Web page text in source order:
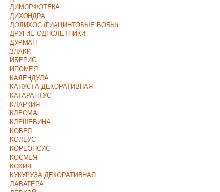
ДИМОРФОТЕКА
ДИХОНДРА
ДОЛИХОС (ГИАЦИНТОВЫЕ БОБЫ)
ДРУГИЕ ОДНОЛЕТНИКИ
ДУРМАН
ЗЛАКИ
ИБЕРИС
ИПОМЕЯ
КАЛЕНДУЛА
КАПУСТА ДЕКОРАТИВНАЯ
КАТАРАНТУС
КЛАРКИЯ
КЛЕОМА
КЛЕЩЕВИНА
КОБЕЯ
КОЛЕУС
КОРЕОПСИС
КОСМЕЯ
КОХИЯ
КУКУРУЗА ДЕКОРАТИВНАЯ
ЛАВАТЕРА